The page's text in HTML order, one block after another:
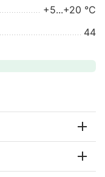
+5...+20 °C
44